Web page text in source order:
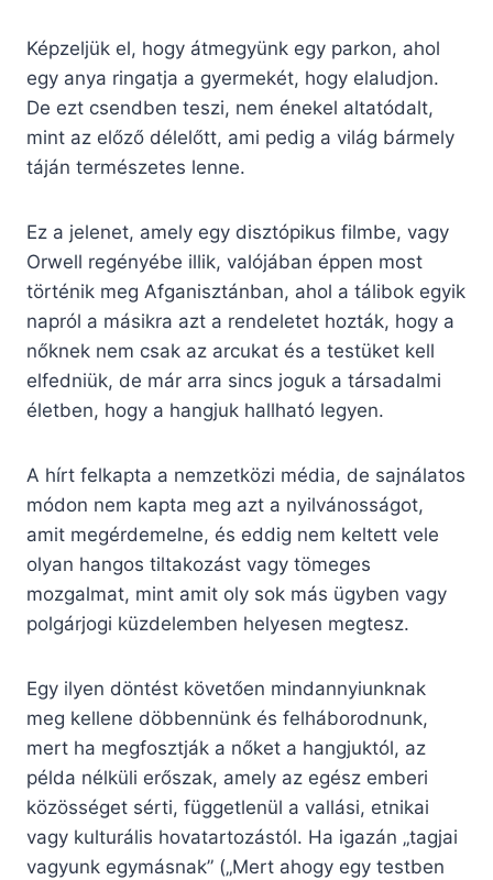
Képzeljük el, hogy átmegyünk egy parkon, ahol
egy anya ringatja a gyermekét, hogy elaludjon.
De ezt csendben teszi, nem énekel altatódalt,
mint az előző délelőtt, ami pedig a világ bármely
táján természetes lenne.
Ez a jelenet, amely egy disztópikus filmbe, vagy
Orwell regényébe illik, valójában éppen most
történik meg Afganisztánban, ahol a tálibok egyik
napról a másikra azt a rendeletet hozták, hogy a
nőknek nem csak az arcukat és a testüket kell
elfedniük, de már arra sincs joguk a társadalmi
életben, hogy a hangjuk hallható legyen.
A hírt felkapta a nemzetközi média, de sajnálatos
módon nem kapta meg azt a nyilvánosságot,
amit megérdemelne, és eddig nem keltett vele
olyan hangos tiltakozást vagy tömeges
mozgalmat, mint amit oly sok más ügyben vagy
polgárjogi küzdelemben helyesen megtesz.
Egy ilyen döntést követően mindannyiunknak
meg kellene döbbennünk és felháborodnunk,
mert ha megfosztják a nőket a hangjuktól, az
példa nélküli erőszak, amely az egész emberi
közösséget sérti, függetlenül a vallási, etnikai
vagy kulturális hovatartozástól. Ha igazán „tagjai
vagyunk egymásnak” („Mert ahogy egy testben